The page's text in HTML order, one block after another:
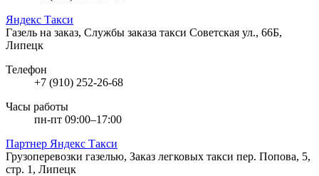
Яндекс Такси
Газель на заказ, Службы заказа такси Советская ул., 66Б,
Липецк
Телефон
+7 (910) 252-26-68
Часы работы
пн-пт 09:00–17:00
Партнер Яндекс Такси
Грузоперевозки газелью, Заказ легковых такси пер. Попова, 5,
стр. 1, Липецк